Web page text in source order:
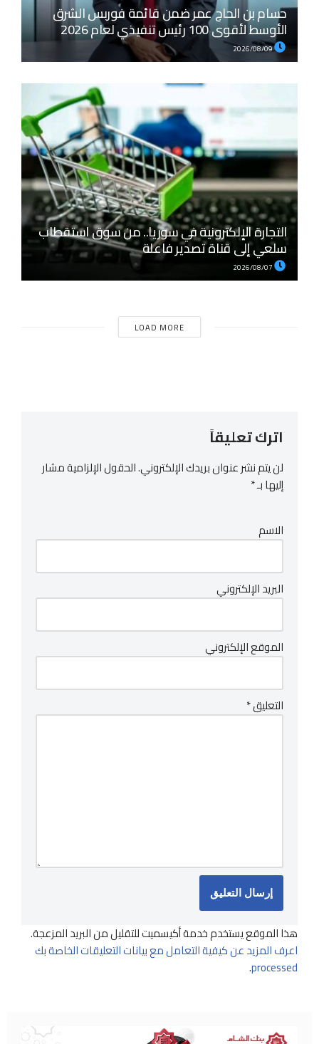
حسام بن الحاج عمر ضمن قائمة فوربس الشرق
الأوسط لأقوى 100 رئيس تنفيذي لعام 2026
2026/08/09
التجارة الإلكترونية في سوريا.. من سوق استقطاب
سلعي إلى قناة تصدير فاعلة
LOAD MORE
اترك تعليقاً
لن يتم نشر عنوان بريدك الإلكتروني.الحقول الإلزامية مشار
إليها بـ*
الاسم
البريد الإلكتروني
الموقع الإلكتروني
التعليق*
هذا الموقع يستخدم خدمة أكيسميت للتقليل من البريد المزعجة.
اعرف المزيد عن كيفية التعامل مع بيانات التعليقات الخاصة بك
processed
.